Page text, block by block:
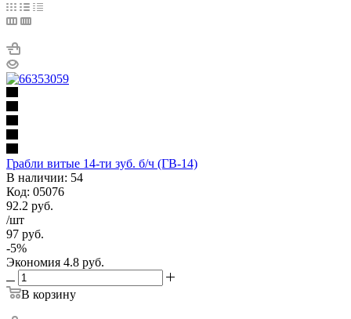
Грабли витые 14-ти зуб. б/ч (ГВ-14)
В наличии: 54
Код: 05076
92.2 руб.
/шт
97 руб.
-5%
Экономия 4.8 руб.
В корзину